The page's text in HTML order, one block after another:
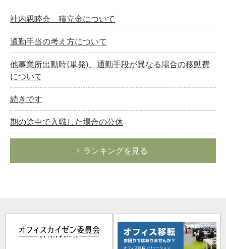
社内親睦会 積立金について
通勤手当の考え方について
他事業所出勤時(単発)、通勤手段が異なる場合の移動費
について
続きです
期の途中で入職した場合の公休
ランキングを見る